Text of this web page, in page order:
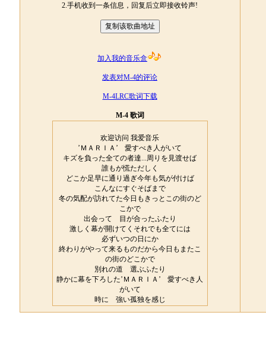
2.手机收到一条信息，回复后立即接收铃声!
加入我的音乐盒
发表对M-4的评论
M-4LRC歌词下载
M-4 歌词
欢迎访问 我爱音乐
’ＭＡＲＩＡ’ 愛すべき人がいて
キズを負った全ての者達...周りを見渡せば
誰もが慌ただしく
どこか足早に通り過ぎ今年も気が付けば
こんなにすぐそばまで
冬の気配が訪れてた今日もきっとこの街のど
こかで
出会って 目が合ったふたり
激しく幕が開けてくそれでも全てには
必ずいつの日にか
終わりがやって来るものだから今日もまたこ
の街のどこかで
別れの道 選ぶふたり
静かに幕を下ろした’ＭＡＲＩＡ’ 愛すべき人
がいて
時に 強い孤独を感じ